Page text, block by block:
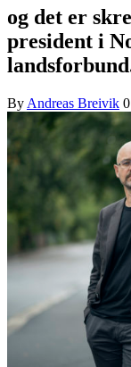
og det er
president i
By Andreas Breivik